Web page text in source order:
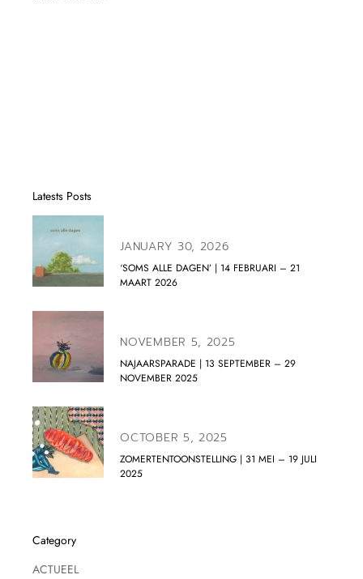
Latests Posts
JANUARY 30, 2026
‘SOMS ALLE DAGEN’ | 14 FEBRUARI – 21
MAART 2026
NOVEMBER 5, 2025
NAJAARSPARADE | 13 SEPTEMBER – 29
NOVEMBER 2025
OCTOBER 5, 2025
ZOMERTENTOONSTELLING | 31 MEI – 19 JULI
2025
Category
ACTUEEL